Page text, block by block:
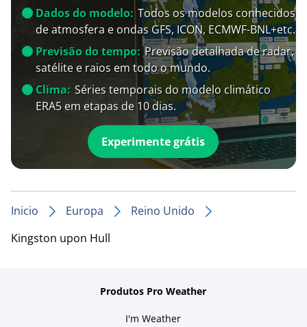
Dados do modelo: Todos os modelos conhecidos
de atmosfera e ondas GFS, ICON, ECMWF-BNL+etc.
Previsão do tempo: Previsão detalhada de radar,
satélite e raios em todo o mundo.
Clima: Séries temporais do modelo climático
ERA5 em etapas de 10 dias.
Experimente grátis
Inicio Europa
Reino Unido
Kingston upon Hull
Produtos Pro Weather
I'm Weather